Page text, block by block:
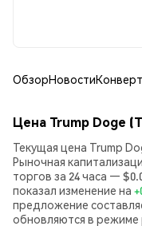
ОбзорНовости
Цена Trump Doge
Текущая цена Trump
Рыночная
торгов за 24 часа —
показал изменение на
предложение
обновляются в режиме